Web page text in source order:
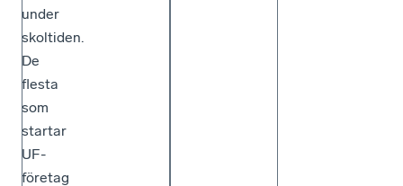
under
skoltiden.
De
flesta
som
startar
UF-
företag